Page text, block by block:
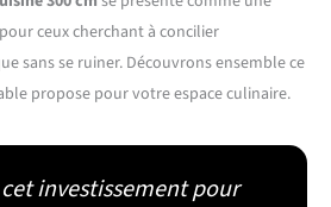
ceux cherchant à concilier
sans se ruiner. Découvrons ensemble ce
propose pour votre espace culinaire.
cet investissement pour